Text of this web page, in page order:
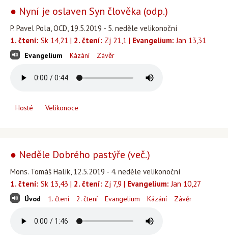
● Nyní je oslaven Syn člověka (odp.)
P. Pavel Pola, OCD, 19.5.2019 - 5. neděle velikonoční
1. čtení: Sk 14,21 | 2. čtení: Zj 21,1 | Evangelium: Jan 13,31
Evangelium Kázání Závěr
Hosté Velikonoce
● Neděle Dobrého pastýře (več.)
Mons. Tomáš Halík, 12.5.2019 - 4. neděle velikonoční
1. čtení: Sk 13,43 | 2. čtení: Zj 7,9 | Evangelium: Jan 10,27
Úvod 1. čtení 2. čtení Evangelium Kázání Závěr